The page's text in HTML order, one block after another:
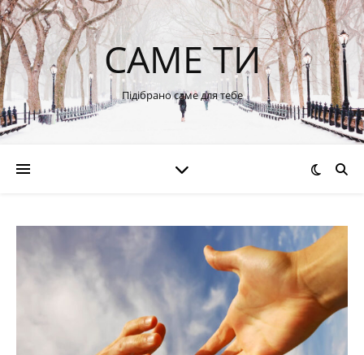
САМЕ ТИ
Підібрано саме для тебе